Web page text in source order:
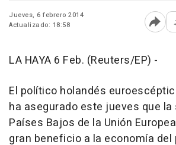
Jueves, 6 febrero 2014
Actualizado: 18:58
LA HAYA 6 Feb. (Reuters/EP) -
El político holandés
ha asegurado este jueves que la
Países Bajos de la Unión
gran beneficio a la economía del